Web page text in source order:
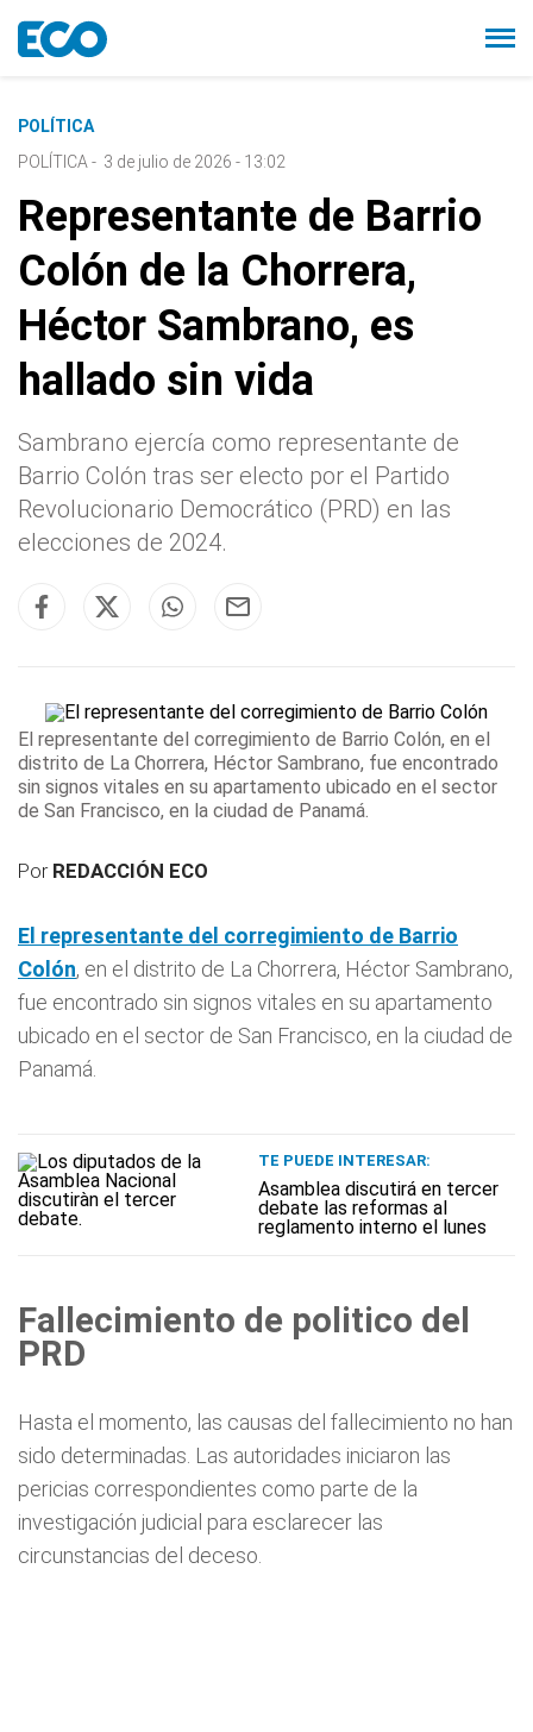
POLÍTICA
POLÍTICA - 3 de julio de 2026 - 13:02
Representante de Barrio
Colón de la Chorrera,
Héctor Sambrano, es
hallado sin vida
Sambrano ejercía como representante de
Barrio Colón tras ser electo por el Partido
Revolucionario Democrático (PRD) en las
elecciones de 2024.
El representante del corregimiento de Barrio Colón, en el
distrito de La Chorrera, Héctor Sambrano, fue encontrado
sin signos vitales en su apartamento ubicado en el sector
de San Francisco, en la ciudad de Panamá.
Por REDACCIÓN ECO
El representante del corregimiento de Barrio
Colón, en el distrito de La Chorrera, Héctor Sambrano,
fue encontrado sin signos vitales en su apartamento
ubicado en el sector de San Francisco, en la ciudad de
Panamá.
TE PUEDE INTERESAR:
Asamblea discutirá en tercer
debate las reformas al
reglamento interno el lunes
Fallecimiento de politico del
PRD
Hasta el momento, las causas del fallecimiento no han
sido determinadas. Las autoridades iniciaron las
pericias correspondientes como parte de la
investigación judicial para esclarecer las
circunstancias del deceso.